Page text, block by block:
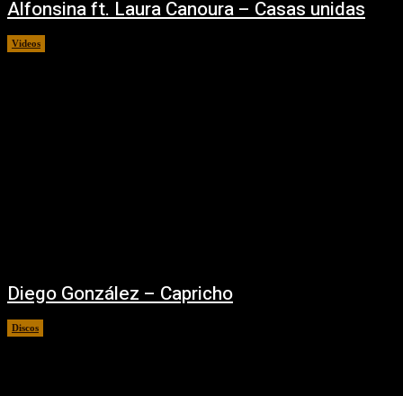
Alfonsina ft. Laura Canoura – Casas unidas
Videos
Diego González – Capricho
Discos